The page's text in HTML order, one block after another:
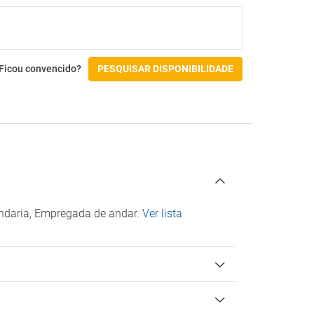
Atividades
Acessibilidade
Acesso por cadeira de rodas
Ficou convencido? PESQUISAR DISPONIBILIDADE
Empregada de andar. Ver lista